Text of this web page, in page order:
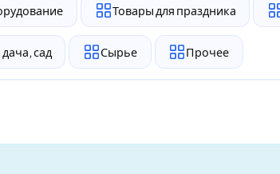
Товары для праздника
сад Сырье Прочее